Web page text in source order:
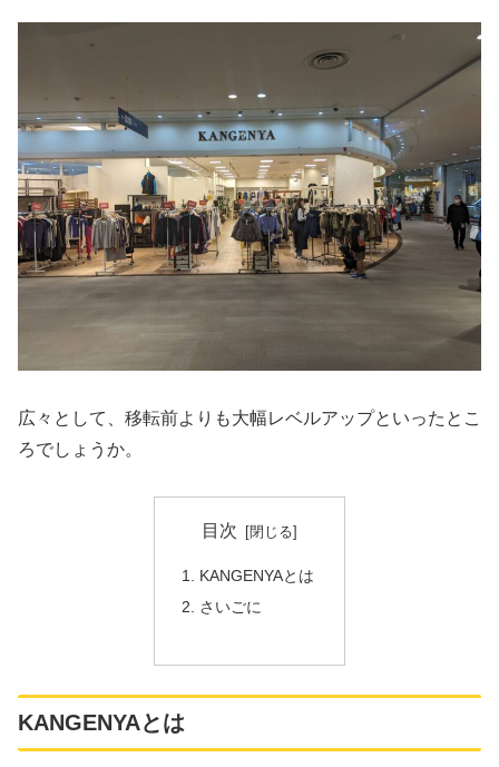
広々として、移転前よりも大幅レベルアップといったとこ
ろでしょうか。
目次
KANGENYAとは
さいごに
KANGENYAとは